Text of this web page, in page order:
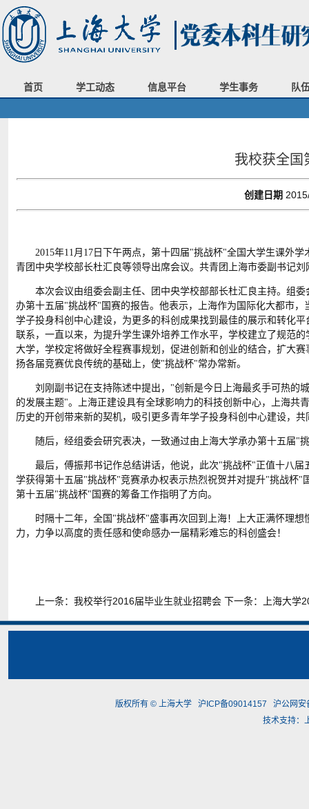
首页 学工动态 信息平台 学生事务 队
我校获全国
创建日期
2015年11月17日下午两点，第十四届"挑战杯"全国大学生课外
青团中央学校部长杜汇良等领导出席会议。共青团上海市委副书记
本次会议由组委会副主任、团中央学校部部长杜汇良主持。组
办第十五届"挑战杯"国赛的报告。他表示，上海作为国际化大都市
学子投身科创中心建设，为更多的科创成果找到最佳的展示和转化
联系，一直以来，为提升学生课外培养工作水平，学校建立了规范
大学，学校定将做好全程赛事规划，促进创新和创业的结合，扩大
扬各届竞赛优良传统的基础上，使"挑战杯"常办常新。
刘刚副书记在支持陈述中提出，"创新是今日上海最炙手可热
的发展主题"。上海正建设具有全球影响力的科技创新中心，上海
历史的开创带来新的契机，吸引更多青年学子投身科创中心建设，
随后，经组委会研究表决，一致通过由上海大学承办第十五届"
最后，傅振邦书记作总结讲话，他说，此次"挑战杯"正值十八
学获得第十五届"挑战杯"竞赛承办权表示热烈祝贺并对提升"挑战杯
第十五届"挑战杯"国赛的筹备工作指明了方向。
时隔十二年，全国"挑战杯"盛事再次回到上海！上大正满怀理
力，力争以高度的责任感和使命感办一届精彩难忘的科创盛会！
上一条：我校举行2016届毕业生就业招聘会 下一条： 上海大学
版权所有 © 上海大学 沪ICP备09014157
沪公网
技术支持：